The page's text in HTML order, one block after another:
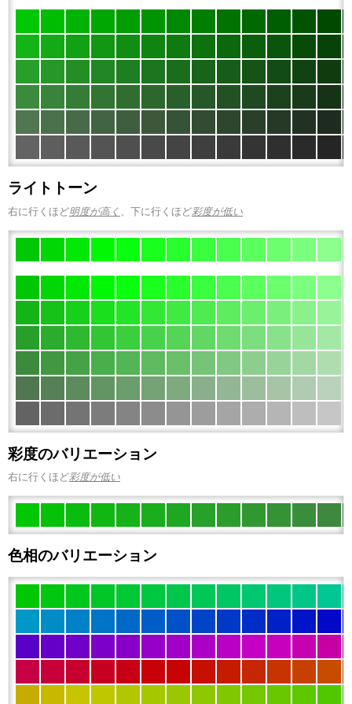
ライトトーン
右に行くほど明度が高く 、下に行くほど彩度が低い
彩度のバリエーション
右に行くほど彩度が低い
色相のバリエーション